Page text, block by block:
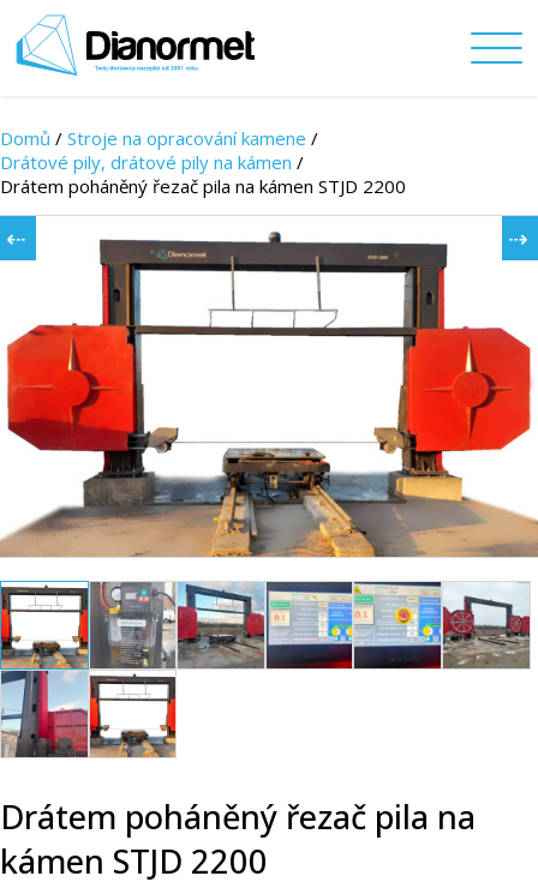
Domů / Stroje na opracování kamene /
Drátové pily, drátové pily na kámen /
Drátem poháněný řezač pila na kámen STJD 2200
Drátem poháněný řezač pila na
kámen STJD 2200